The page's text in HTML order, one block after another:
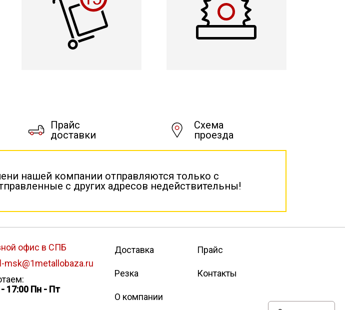
Прайс
доставки
Схема
проезда
нашей компании отправляются только с
с других адресов недействительны!
офис в СПБ
msk@1metallobaza.ru
- 17:00 Пн - Пт
Доставка Прайс
Резка Контакты
О компании